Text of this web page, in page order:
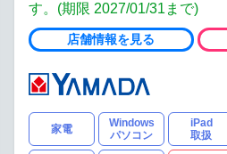
す。(期限 2027/01/31まで)
店舗情報を見る
家電
Windows
パソコン
iPad
取扱